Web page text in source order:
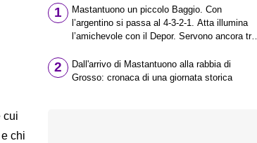
cui
chi
1
Mastantuono un piccolo Baggio. Con
l’argentino si passa al 4-3-2-1. Atta illumina
l’amichevole con il Depor. Servono ancora tre
Antognoni, un finale senza vincitori
2
Dall'arrivo di Mastantuono alla rabbia di
Grosso: cronaca di una giornata storica